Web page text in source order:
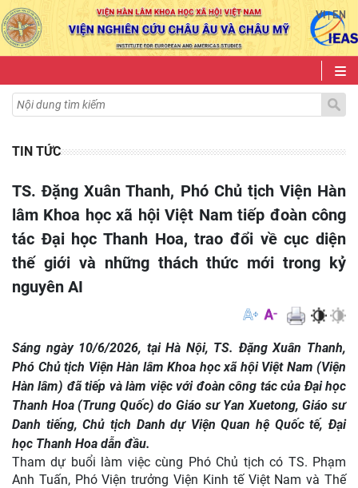
VI|EN
TIN TỨC
TS. Đặng Xuân Thanh, Phó Chủ tịch Viện Hàn
lâm Khoa học xã hội Việt Nam tiếp đoàn công
tác Đại học Thanh Hoa, trao đổi về cục diện
thế giới và những thách thức mới trong kỷ
nguyên AI
Sáng ngày 10/6/2026, tại Hà Nội, TS. Đặng Xuân Thanh,
Phó Chủ tịch Viện Hàn lâm Khoa học xã hội Việt Nam (Viện
Hàn lâm) đã tiếp và làm việc với đoàn công tác của Đại học
Thanh Hoa (Trung Quốc) do Giáo sư Yan Xuetong, Giáo sư
Danh tiếng, Chủ tịch Danh dự Viện Quan hệ Quốc tế, Đại
học Thanh Hoa dẫn đầu.
Tham dự buổi làm việc cùng Phó Chủ tịch có TS. Phạm
Anh Tuấn, Phó Viện trưởng Viện Kinh tế Việt Nam và Thế